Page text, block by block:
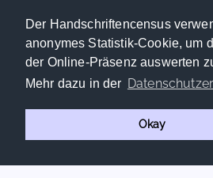
Der Handschriftencensus
anonymes Statistik-Cookie, um
der Online-Präsenz auswerten
Mehr dazu in der
Okay